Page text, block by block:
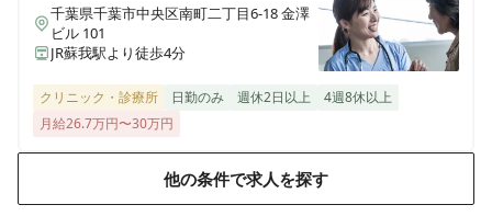
千葉県千葉市中央区南町二丁目6-18 金澤
ビル 101
JR蘇我駅より徒歩4分
クリニック・診療所 日勤のみ 週休2日以上
4週8休以上
月給26.7万円〜30万円
他の条件で求人を探す